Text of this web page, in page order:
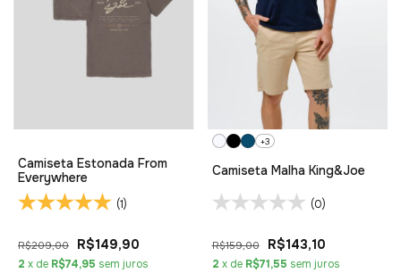
Camiseta Estonada From
Everywhere
(1)
R$209,00 R$149,90
2 x de R$74,95 sem juros
+3
Camiseta Malha King&Joe
(0)
R$159,00 R$143,10
2 x de R$71,55 sem juros